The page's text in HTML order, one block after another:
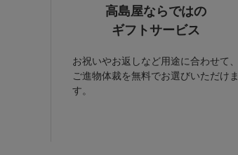
高島屋ならではの
ギフトサービス
お祝いやお返しなど用途に合わせて、
ご進物体裁を無料でお選びいただけま
す。